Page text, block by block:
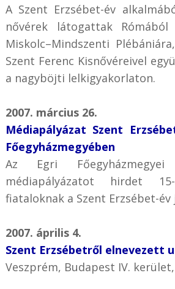
A Szent Erzsébet-év
nővérek látogattak
Miskolc–Mindszenti
Szent Ferenc Kisnővéreivel
a nagyböjti lelkigyakorlaton.
2007. március 26.
Médiapályázat Szent
Főegyházmegyében
Az Egri
médiapályázatot hirdet
fiataloknak a Szent Erzsébet-év
2007. április 4.
Szent Erzsébetről elnevezett
Veszprém, Budapest IV.